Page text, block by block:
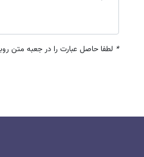
* لطفا حاصل عبارت را در جعبه متن